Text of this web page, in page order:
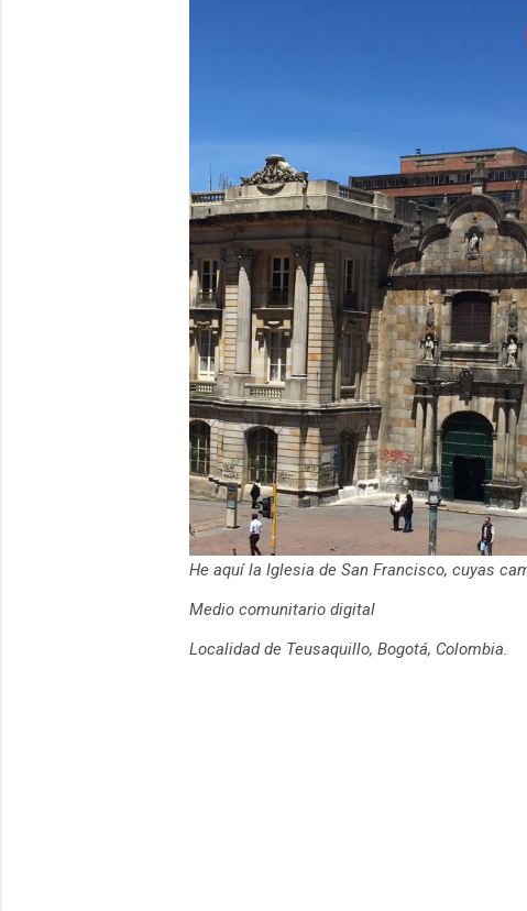
He aquí la Iglesia de San Francisco, cuyas
Medio comunitario digital
Localidad de Teusaquillo, Bogotá, Colombia.